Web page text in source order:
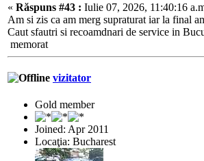
« Răspuns #43 : Iulie 07, 2026, 11:40:16
Am si zis ca am merg supraturat iar la final
Caut sfautri si recoamdnari de service in
memorat
vizitator
Gold member
Joined: Apr 2011
Locaţia: Bucharest